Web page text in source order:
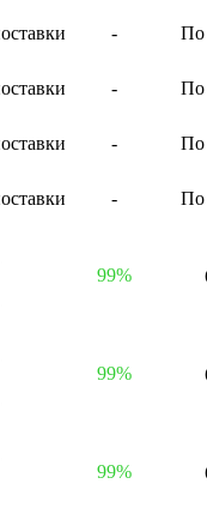
- По
- По
- По
- По
99%
99%
99%